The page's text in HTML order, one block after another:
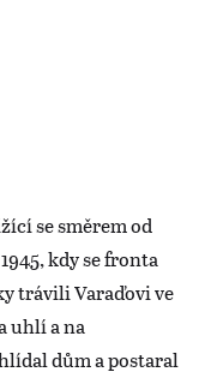
se směrem od
kdy se fronta
trávili Varaďovi ve
uhlí a na
dům a postaral